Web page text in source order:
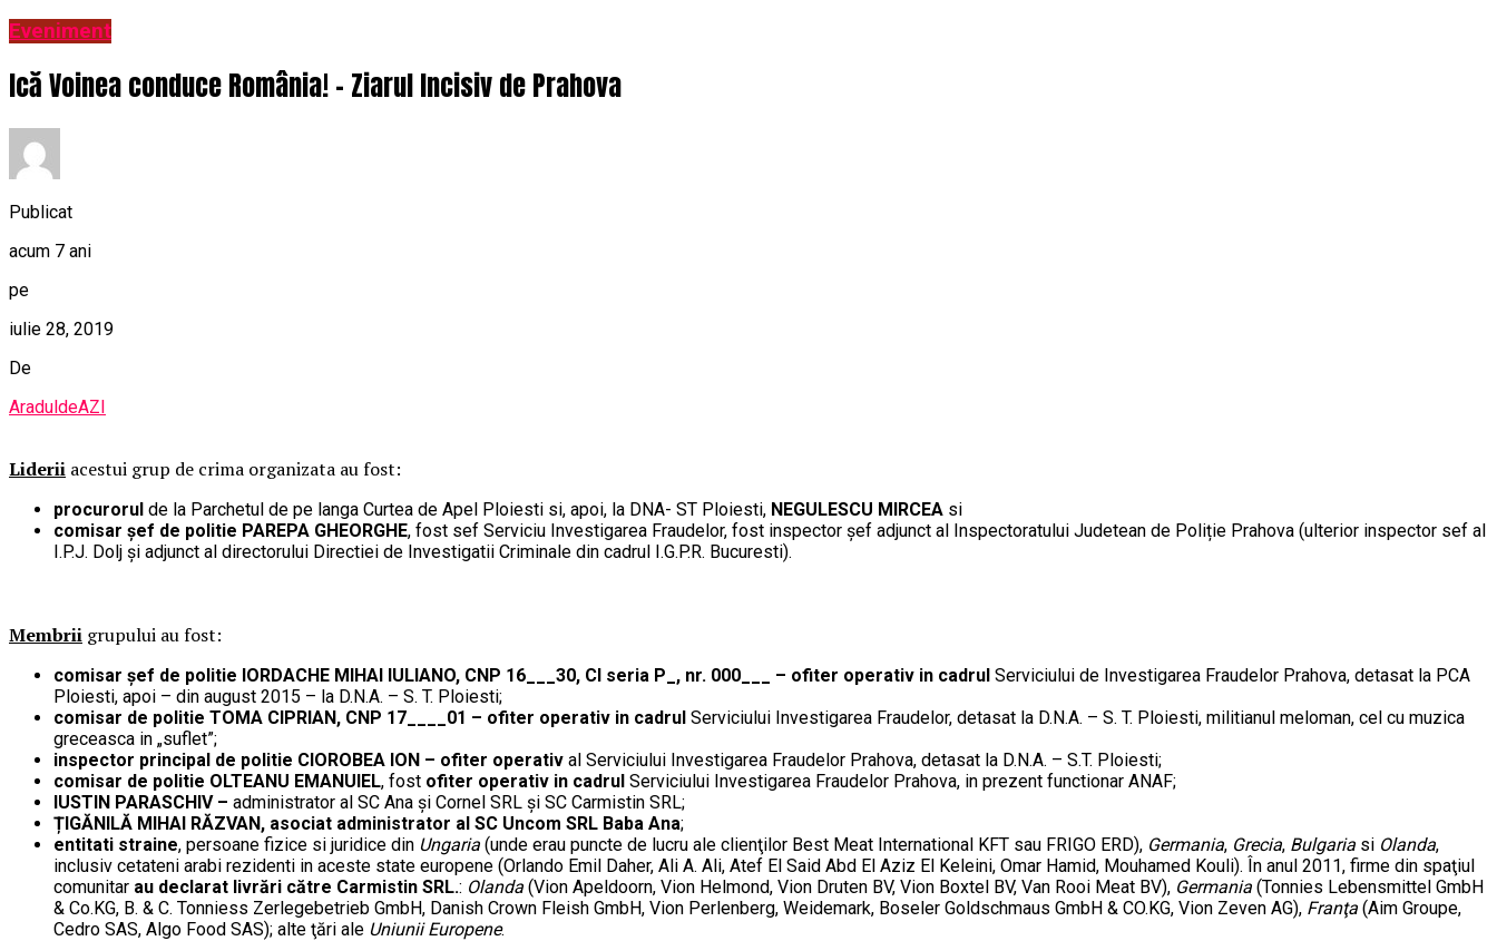
Eveniment
Ică Voinea conduce România! – Ziarul Incisiv de Prahova
Publicat
acum 7 ani
pe
iulie 28, 2019
De
AraduldeAZI
Liderii acestui grup de crima organizata au fost:
procurorul de la Parchetul de pe langa Curtea de Apel Ploiesti si, apoi, la DNA- ST Ploiesti, NEGULESCU MIRCEA si
comisar șef de politie PAREPA GHEORGHE, fost sef Serviciu Investigarea Fraudelor, fost inspector șef adjunct al Inspectoratului Judetean de Poliție Prahova (ulterior inspector sef al
I.P.J. Dolj și adjunct al directorului Directiei de Investigatii Criminale din cadrul I.G.P.R. Bucuresti).
Membrii grupului au fost:
comisar șef de politie IORDACHE MIHAI IULIANO, CNP 16___30, CI seria P_, nr. 000___ – ofiter operativ in cadrul Serviciului de Investigarea Fraudelor Prahova, detasat la PCA
Ploiesti, apoi – din august 2015 – la D.N.A. – S. T. Ploiesti;
comisar de politie TOMA CIPRIAN, CNP 17____01 – ofiter operativ in cadrul Serviciului Investigarea Fraudelor, detasat la D.N.A. – S. T. Ploiesti, militianul meloman, cel cu muzica
greceasca in „suflet”;
inspector principal de politie CIOROBEA ION – ofiter operativ al Serviciului Investigarea Fraudelor Prahova, detasat la D.N.A. – S.T. Ploiesti;
comisar de politie OLTEANU EMANUIEL, fost ofiter operativ in cadrul Serviciului Investigarea Fraudelor Prahova, in prezent functionar ANAF;
IUSTIN PARASCHIV – administrator al SC Ana și Cornel SRL și SC Carmistin SRL;
ȚIGĂNILĂ MIHAI RĂZVAN, asociat administrator al SC Uncom SRL Baba Ana;
entitati straine, persoane fizice si juridice din Ungaria (unde erau puncte de lucru ale clienţilor Best Meat International KFT sau FRIGO ERD), Germania, Grecia, Bulgaria si Olanda,
inclusiv cetateni arabi rezidenti in aceste state europene (Orlando Emil Daher, Ali A. Ali, Atef El Said Abd El Aziz El Keleini, Omar Hamid, Mouhamed Kouli). În anul 2011, firme din spaţiul
comunitar au declarat livrări către Carmistin SRL.: Olanda (Vion Apeldoorn, Vion Helmond, Vion Druten BV, Vion Boxtel BV, Van Rooi Meat BV), Germania (Tonnies Lebensmittel GmbH
& Co.KG, B. & C. Tonniess Zerlegebetrieb GmbH, Danish Crown Fleish GmbH, Vion Perlenberg, Weidemark, Boseler Goldschmaus GmbH & CO.KG, Vion Zeven AG), Franţa (Aim Groupe,
Cedro SAS, Algo Food SAS); alte ţări ale Uniunii Europene.